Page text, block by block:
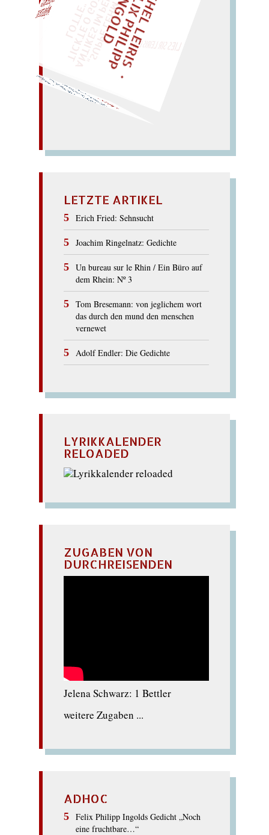
„
S
U
P
P
E
L
E
M
A
N
T
I
K
E
S
I
M
E
L
Z
T
I
C
K
T
E
O
G
O
T
T
L
O
T
T
E
geile Spiele! – Geh, spei
Pille! – Siegel und Pegel. –
Peilen: leg Seile! – Gib
Siege, sei gelb!
M
I
C
HE
L
L
E
I
R
I
S
・
F
E
LI
X
P
H
I
L
I
P
P
IN
G
O
L
D
EINMAL!
LETZTE ARTIKEL
Erich Fried: Sehnsucht
Joachim Ringelnatz: Gedichte
Un bureau sur le Rhin / Ein Büro auf
dem Rhein: Nº 3
Tom Bresemann: von jeglichem wort
das durch den mund den menschen
vernewet
Adolf Endler: Die Gedichte
LYRIKKALENDER
RELOADED
ZUGABEN VON
DURCHREISENDEN
Jelena Schwarz: 1 Bettler
weitere Zugaben ...
ADHOC
Felix Philipp Ingolds Gedicht „Noch
eine fruchtbare…“